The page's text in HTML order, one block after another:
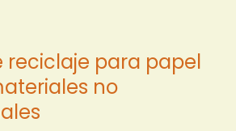
reciclaje para papel
no